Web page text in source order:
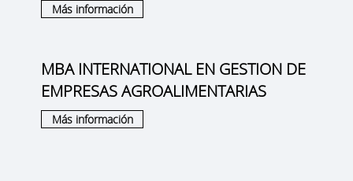
Más información
MBA INTERNATIONAL EN GESTION DE
EMPRESAS AGROALIMENTARIAS
Más información